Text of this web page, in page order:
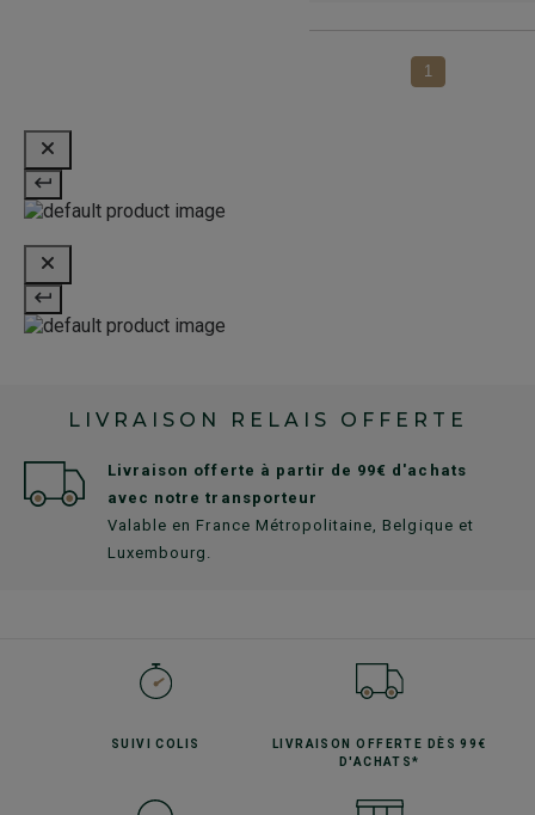
1
LIVRAISON RELAIS OFFERTE
Livraison offerte à partir de 99€ d'achats
avec notre transporteur
Valable en France Métropolitaine, Belgique et
Luxembourg.
SUIVICOLIS LIVRAISON OFFERTE
DÈS 99€
D'ACHATS*